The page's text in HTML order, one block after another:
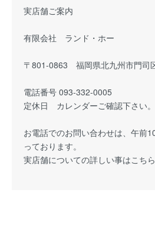
実店舗ご案内
有限会社 ランド・ホー
〒801-0863 福岡県北九州市門司
電話番号 093-332-0005
定休日 カレンダーご確認下さい。
お電話でのお問い合わせは、午前
っております。
実店舗についての詳しい事はこち